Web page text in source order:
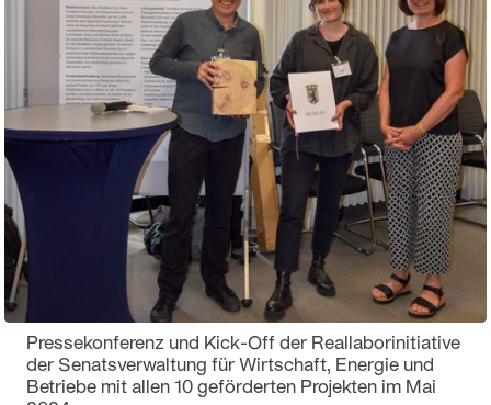
Pressekonferenz und Kick-Off der Reallaborinitiative
der Senatsverwaltung für Wirtschaft, Energie und
Betriebe mit allen 10 geförderten Projekten im Mai